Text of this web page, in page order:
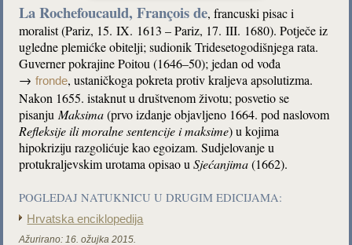
La Rochefoucauld, François de, francuski pisac i
moralist (Pariz, 15. IX. 1613 – Pariz, 17. III. 1680). Potječe iz
ugledne plemićke obitelji; sudionik Tridesetogodišnjega rata.
Guverner pokrajine Poitou (1646–50); jedan od vođa
→fronde, ustaničkoga pokreta protiv kraljeva apsolutizma.
Nakon 1655. istaknut u društvenom životu; posvetio se
pisanju Maksima(prvo izdanje objavljeno 1664. pod naslovom
Refleksije ili moralne sentencije i maksime) u kojima
hipokriziju razgolićuje kao egoizam. Sudjelovanje u
protukraljevskim urotama opisao uSjećanjima(1662).
POGLEDAJ NATUKNICU U DRUGIM EDICIJAMA:
Hrvatska enciklopedija
Ažurirano: 16. ožujka 2015.